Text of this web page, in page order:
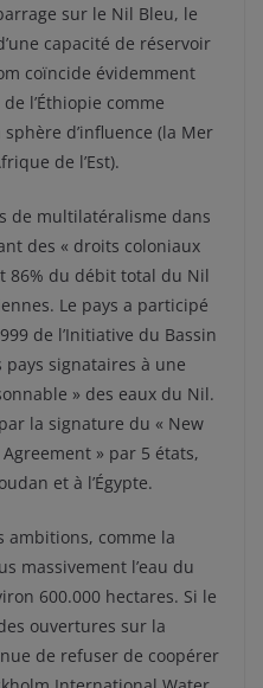
sur le Nil Bleu, le
capacité de réservoir
coïncide évidemment
l’Éthiopie comme
d’influence (la Mer
de l’Est).
de multilatéralisme dans
des « droits coloniaux
86% du débit total du Nil
Le pays a participé
de l’Initiative du Bassin
signataires à une
» des eaux du Nil.
la signature du « New
» par 5 états,
et à l’Égypte.
ambitions, comme la
massivement l’eau du
600.000 hectares. Si le
ouvertures sur la
de refuser de coopérer